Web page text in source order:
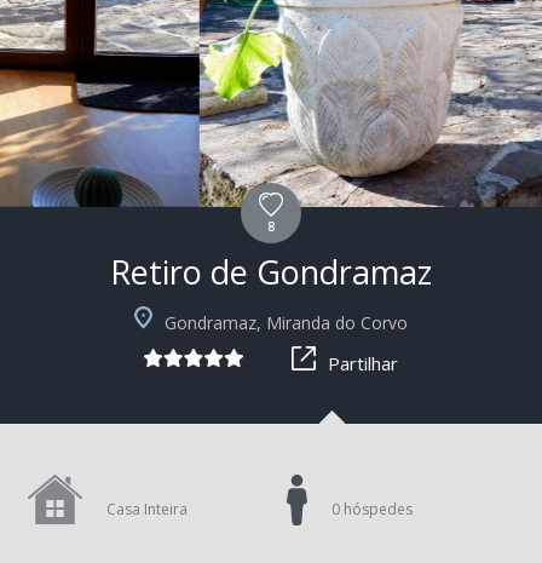
8
Retiro de Gondramaz
Gondramaz, Miranda do Corvo
Partilhar
Casa Inteira 0 hóspedes